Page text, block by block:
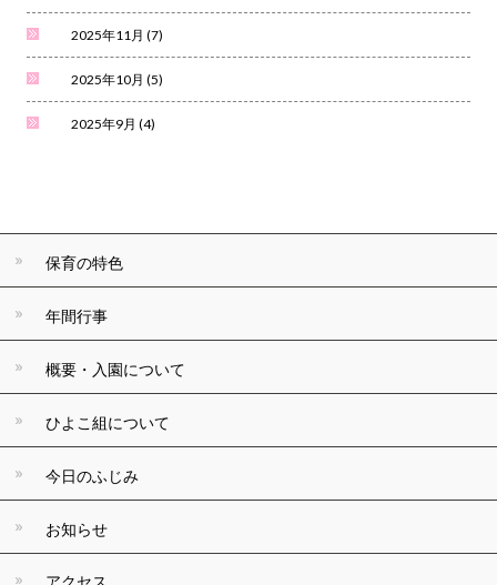
2025年11月 (7)
2025年10月 (5)
2025年9月 (4)
保育の特色
年間行事
概要・入園について
ひよこ組について
今日のふじみ
お知らせ